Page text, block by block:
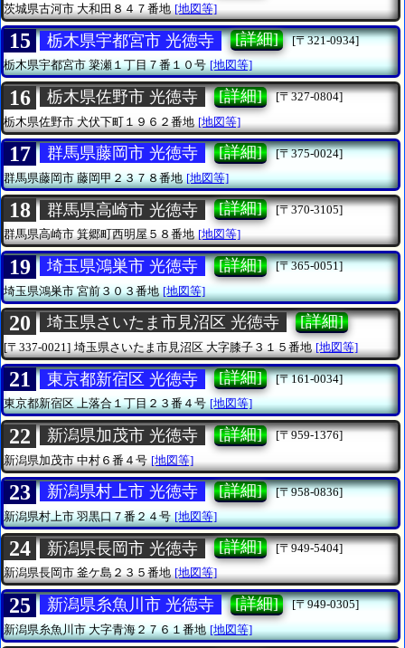
茨城県古河市 大和田８４７番地 [地図等]
15 栃木県宇都宮市 光徳寺 [詳細]
[〒321-0934]
栃木県宇都宮市簗瀬１丁目７番１０号 [地図等]
16 栃木県佐野市 光徳寺 [詳細]
[〒327-0804]
栃木県佐野市 犬伏下町１９６２番地 [地図等]
17 群馬県藤岡市 光徳寺 [詳細]
[〒375-0024]
群馬県藤岡市藤岡甲２３７８番地 [地図等]
18 群馬県高崎市 光徳寺 [詳細]
[〒370-3105]
群馬県高崎市箕郷町西明屋５８番地 [地図等]
19 埼玉県鴻巣市 光徳寺 [詳細]
[〒365-0051]
埼玉県鴻巣市宮前３０３番地 [地図等]
20 埼玉県さいたま市見沼区 光徳寺 [詳細]
[〒337-0021] 埼玉県さいたま市見沼区 大字膝子３１５番地 [地図等]
21 東京都新宿区 光徳寺 [詳細]
[〒161-0034]
東京都新宿区上落合１丁目２３番４号 [地図等]
22 新潟県加茂市 光徳寺 [詳細]
[〒959-1376]
新潟県加茂市 中村６番４号 [地図等]
23 新潟県村上市 光徳寺 [詳細]
[〒958-0836]
新潟県村上市羽黒口７番２４号 [地図等]
24 新潟県長岡市 光徳寺 [詳細]
[〒949-5404]
新潟県長岡市釜ケ島２３５番地 [地図等]
25 新潟県糸魚川市 光徳寺 [詳細]
[〒949-0305]
新潟県糸魚川市大字青海２７６１番地 [地図等]